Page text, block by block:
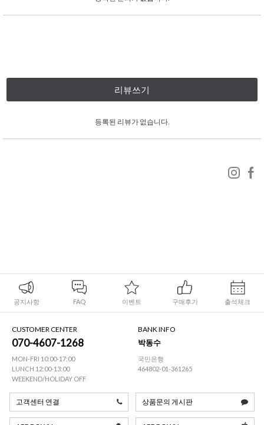
리뷰쓰기
등록된 리뷰가 없습니다.
공지사항 FAQ 이벤트 구매후기 출석체크
CUSTOMER CENTER
070-4607-1268
MON-FRI 10:00-17:00
LUNCH 12:00-13:00
WEEKEND/HOLIDAY OFF
BANK INFO
박동수
국민은행
464802-01-361265
고객센터 연결 상품문의 게시판